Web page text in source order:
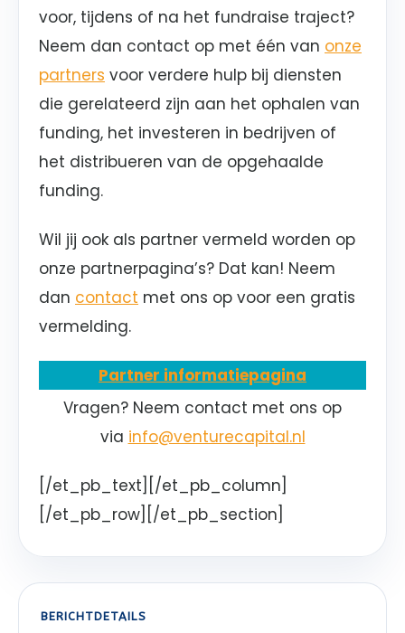
voor, tijdens of na het fundraise traject?
Neem dan contact op met één van onze
partners voor verdere hulp bij diensten
die gerelateerd zijn aan het ophalen van
funding, het investeren in bedrijven of
het distribueren van de opgehaalde
funding.
Wil jij ook als partner vermeld worden op
onze partnerpagina’s? Dat kan! Neem
dan contact met ons op voor een gratis
vermelding.
Partner informatiepagina
Vragen? Neem contact met ons op
via info@venturecapital.nl
[/et_pb_text][/et_pb_column]
[/et_pb_row][/et_pb_section]
BERICHTDETAILS